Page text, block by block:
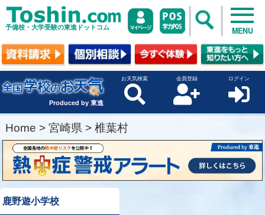
予備校・大学受験の東進ドットコム MENU
Produced by 東進
お天気検索 会員登録 ログイン
Home > 宮崎県 > 椎葉村
鹿野遊小学校